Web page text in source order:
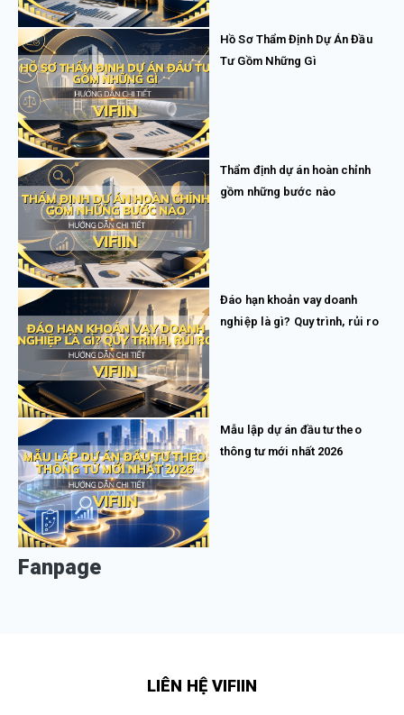
Hồ Sơ Thẩm Định Dự Án Đầu
Tư Gồm Những Gì
Thẩm định dự án hoàn chỉnh
gồm những bước nào
Đáo hạn khoản vay doanh
nghiệp là gì? Quy trình, rủi ro
Mẫu lập dự án đầu tư theo
thông tư mới nhất 2026
Fanpage
LIÊN HỆ VIFIIN